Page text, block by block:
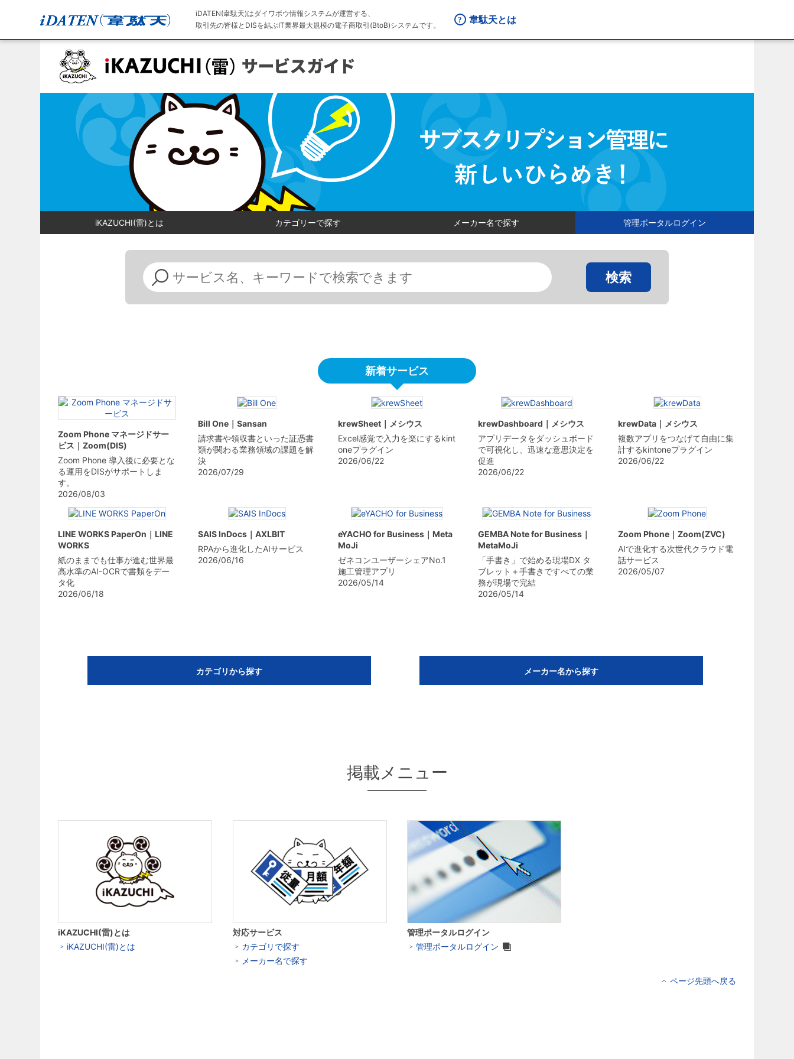
iDATEN(韋駄天)はダイワボウ情報システムが運営する、
取引先の皆様とDISを結ぶIT業界最大規模の電子商取引(BtoB)システムです。
韋駄天とは
iKAZUCHI(雷)とは カテゴリーで探す メーカー名で探す 管理ポータルログイン
検索
新着サービス
Zoom Phone マネージドサー
ビス｜Zoom(DIS)
Zoom Phone 導入後に必要とな
る運用をDISがサポートしま
す。
2026/08/03
Bill One｜Sansan
請求書や領収書といった証憑書
類が関わる業務領域の課題を解
決
2026/07/29
krewSheet｜メシウス
Excel感覚で入力を楽にするkint
oneプラグイン
2026/06/22
krewDashboard｜メシウス
アプリデータをダッシュボード
で可視化し、迅速な意思決定を
促進
2026/06/22
krewData｜メシウス
複数アプリをつなげて自由に集
計するkintoneプラグイン
2026/06/22
LINE WORKS PaperOn｜LINE
WORKS
紙のままでも仕事が進む世界最
高水準のAI-OCRで書類をデー
タ化
2026/06/18
SAIS InDocs｜AXLBIT
RPAから進化したAIサービス
2026/06/16
eYACHO for Business｜Meta
MoJi
ゼネコンユーザーシェアNo.1
施工管理アプリ
2026/05/14
GEMBA Note for Business｜
MetaMoJi
「手書き」で始める現場DX タ
ブレット＋手書きですべての業
務が現場で完結
2026/05/14
Zoom Phone｜Zoom(ZVC)
AIで進化する次世代クラウド電
話サービス
2026/05/07
カテゴリから探す メーカー名から探す
掲載メニュー
iKAZUCHI(雷)とは
iKAZUCHI(雷)とは
対応サービス
カテゴリで探す
メーカー名で探す
管理ポータルログイン
管理ポータルログイン
ページ先頭へ戻る